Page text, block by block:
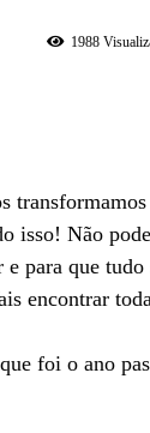
1988
isso! Não
para que
encontrar
foi o ano